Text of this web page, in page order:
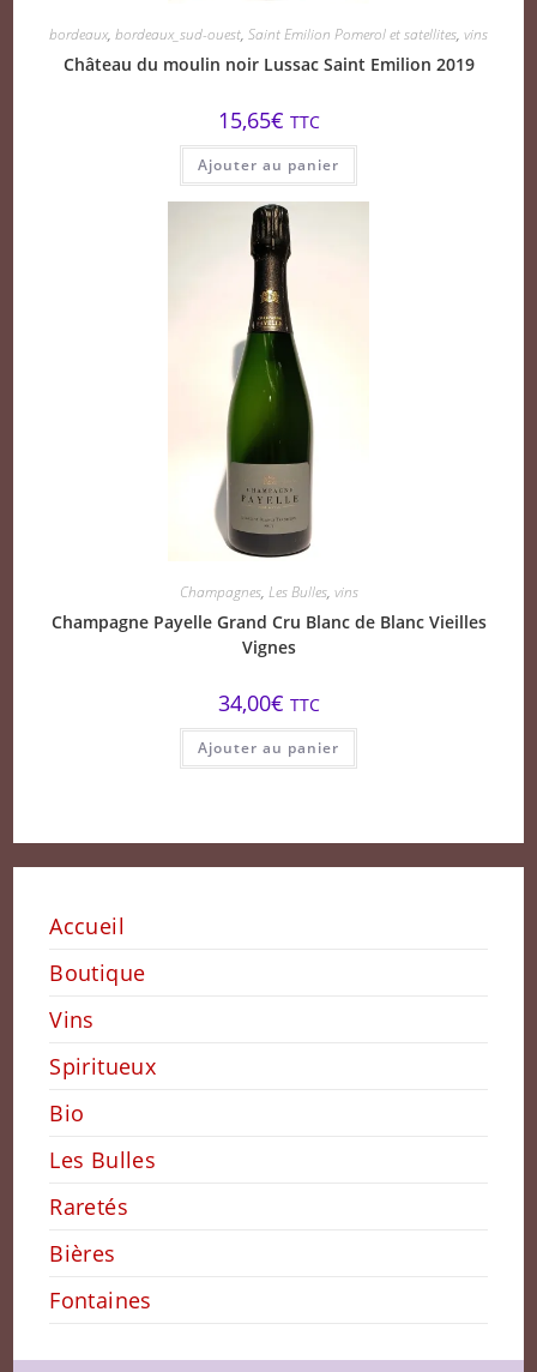
bordeaux, bordeaux_sud-ouest, Saint Emilion Pomerol et satellites, vins
Château du moulin noir Lussac Saint Emilion 2019
15,65€ TTC
Ajouter au panier
Champagnes, Les Bulles, vins
Champagne Payelle Grand Cru Blanc de Blanc Vieilles
Vignes
34,00€ TTC
Ajouter au panier
Accueil
Boutique
Vins
Spiritueux
Bio
Les Bulles
Raretés
Bières
Fontaines